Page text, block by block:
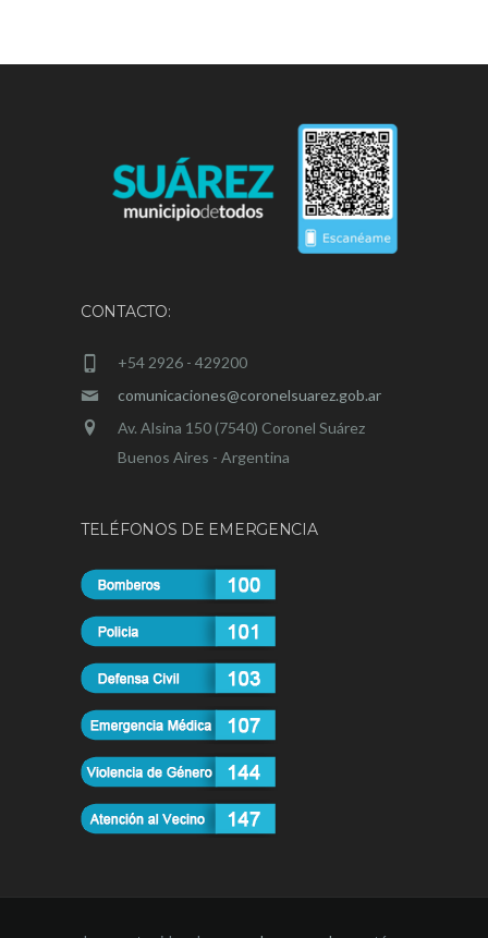
CONTACTO:
+54 2926 - 429200
comunicaciones@coronelsuarez.gob.ar
Av. Alsina 150 (7540) Coronel Suárez
Buenos Aires - Argentina
TELÉFONOS DE EMERGENCIA